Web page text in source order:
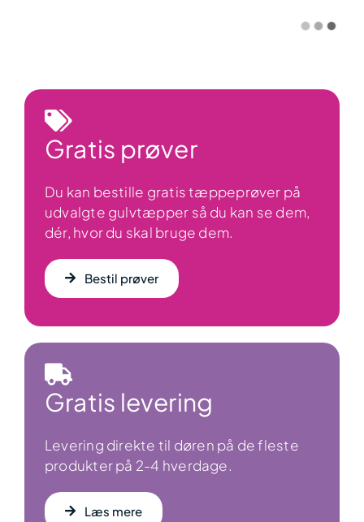
Gratis prøver
Du kan bestille gratis tæppeprøver på
udvalgte gulvtæpper så du kan se dem,
dér, hvor du skal bruge dem.
Bestil prøver
Gratis levering
Levering direkte til døren på de fleste
produkter på 2-4 hverdage.
Læs mere